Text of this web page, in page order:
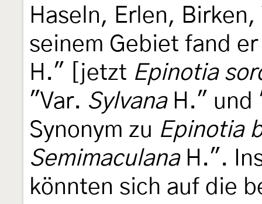
Haseln, Erlen,
seinem Gebiet fand
H." [jetzt Epinotia
"Var. SylvanaH." und
Synonym zu Epinotia
SemimaculanaH.".
könnten sich auf die